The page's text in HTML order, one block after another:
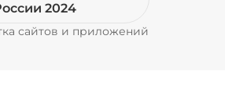
2024
сайтов и приложений
Pyrobyte